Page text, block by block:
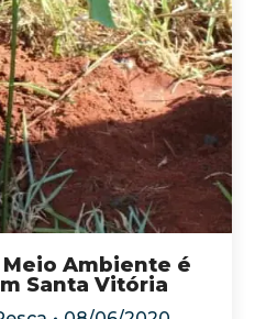
Ambiente é
Santa Vitória